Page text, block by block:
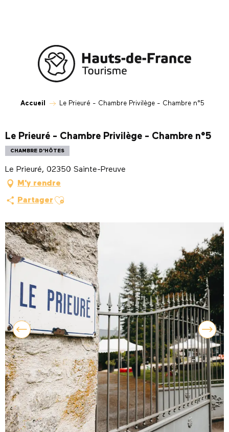
Accueil Le Prieuré - Chambre Privilège - Chambre n°5
Le Prieuré - Chambre Privilège - Chambre n°5
CHAMBRE D'HÔTES
Le Prieuré, 02350 Sainte-Preuve
M'y rendre
Partager Ajouter aux favoris